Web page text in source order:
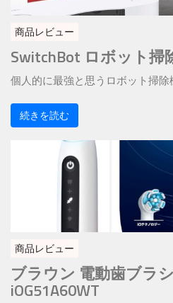
商品レビュー
SwitchBot ロボット掃
個人的に最強と思うロボット掃除
続きを読む
商品レビュー
ブラウン 電動歯ブラ
iOG51A60WT